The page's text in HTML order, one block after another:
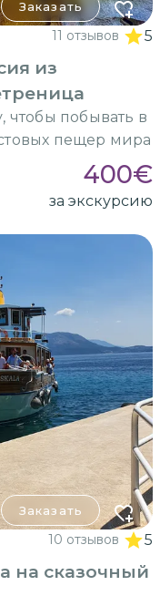
Заказать
11 отзывов 5
из
побывать в
пещер мира
400€
за экскурсию
Заказать
10 отзывов 5
на сказочный